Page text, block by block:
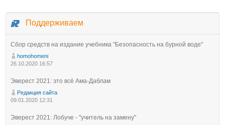
Поддерживаем
Сбор средств на издание учебника "Безопасность на бурной воде"
homohomeni
26.10.2020 16:57
Эверест 2021: это всё Ама-Даблам
Редакция сайта
09.01.2020 12:31
Эверест 2021: Лобуче - "учитель на замену"